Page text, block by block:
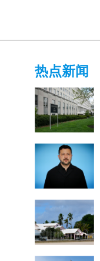
热点新闻